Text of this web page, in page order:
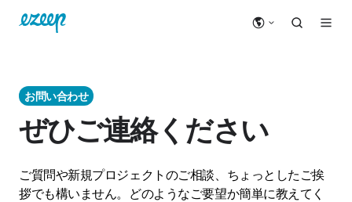
お問い合わせ
ぜひご連絡ください
ご質問や新規プロジェクトのご相談、ちょっとしたご挨
拶でも構いません。どのようなご要望か簡単に教えてく